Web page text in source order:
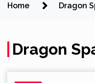
Home Dragon
Dragon